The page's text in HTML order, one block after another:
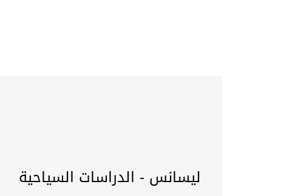
ليسانس - الدراسات السياحية